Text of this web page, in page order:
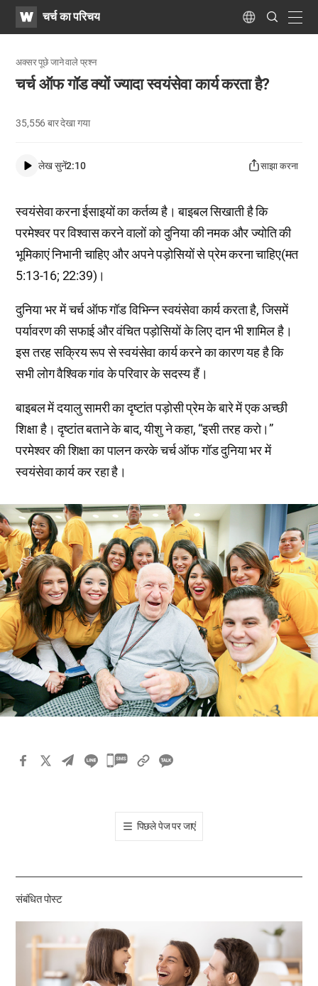
WATVचर्च का परिचय Language
Search
Submit
अक्सर पूछे जाने वाले प्रश्न
चर्च ऑफ गॉड क्यों ज्यादा स्वयंसेवा कार्य करता है?
35,556बार देखा गया
लेख सुनें2:10 साझा करना
स्वयंसेवा करना ईसाइयों का कर्तव्य है। बाइबल सिखाती है कि
परमेश्वर पर विश्वास करने वालों को दुनिया की नमक और ज्योति की
भूमिकाएं निभानी चाहिए और अपने पड़ोसियों से प्रेम करना चाहिए(मत
5:13-16; 22:39)।
दुनिया भर में चर्च ऑफ गॉड विभिन्न स्वयंसेवा कार्य करता है, जिसमें
पर्यावरण की सफाई और वंचित पड़ोसियों के लिए दान भी शामिल है।
इस तरह सक्रिय रूप से स्वयंसेवा कार्य करने का कारण यह है कि
सभी लोग वैश्विक गांव के परिवार के सदस्य हैं।
बाइबल में दयालु सामरी का दृष्टांत पड़ोसी प्रेम के बारे में एक अच्छी
शिक्षा है। दृष्टांत बताने के बाद, यीशु ने कहा, “इसी तरह करो।”
परमेश्वर की शिक्षा का पालन करके चर्च ऑफ गॉड दुनिया भर में
स्वयंसेवा कार्य कर रहा है।
카
톡
공
기
पिछले पेज पर जाएं
संबंधित पोस्ट